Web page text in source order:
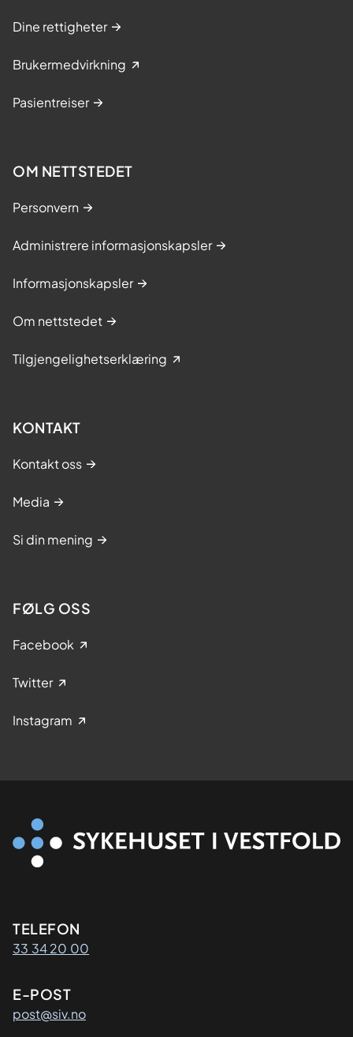
Dine rettigheter
Brukermedvirkning
Pasientreiser
OM NETTSTEDET
Personvern
Administrere informasjonskapsler
Informasjonskapsler
Om nettstedet
Tilgjengelighetserklæring
KONTAKT
Kontakt oss
Media
Si din mening
FØLG OSS
Facebook
Twitter
Instagram
Kontaktinformasjon
TELEFON
33 34 20 00
E-POST
post@siv.no